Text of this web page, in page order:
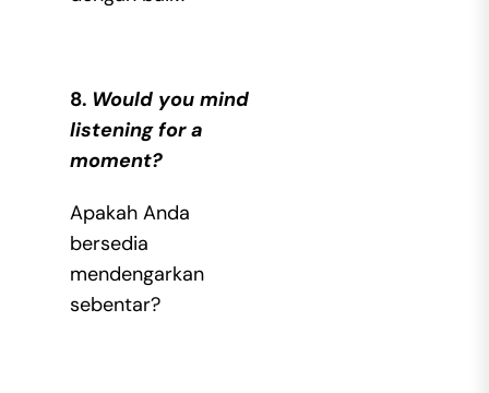
8. Would you mind
listening for a
moment?
Apakah Anda
bersedia
mendengarkan
sebentar?